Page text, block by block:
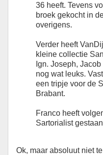
36 heeft. Tevens
broek gekocht in
overigens.
Verder heeft
kleine collectie
Ign. Joseph,
nog wat leuks.
een tripje voor de
Brabant.
Franco heeft
Sartorialist
Ok, maar absoluut niet